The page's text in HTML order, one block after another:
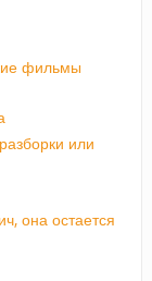
фильмы
или
она остается